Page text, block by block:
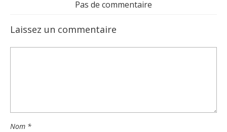
Pas de commentaire
Laissez un commentaire
Nom *